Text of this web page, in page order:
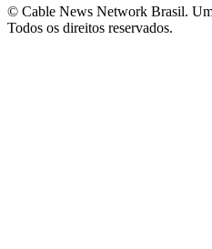
© Cable News Network Brasil.
Todos os direitos reservados.